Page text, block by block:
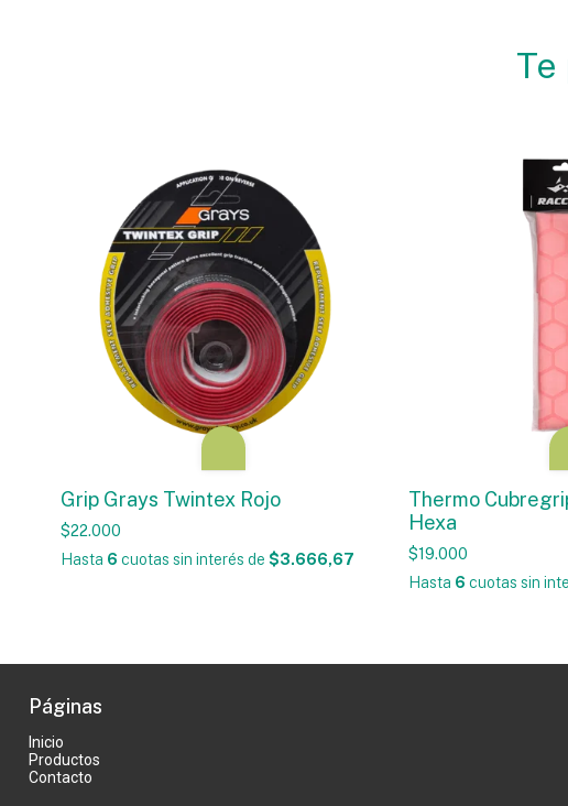
Te
Grip Grays Twintex Rojo
$22.000
Hasta 6 cuotas sin interés de $3.666,67
Thermo
Hexa
$19.000
Hasta 6 cuotas sin
Páginas
Inicio
Productos
Contacto